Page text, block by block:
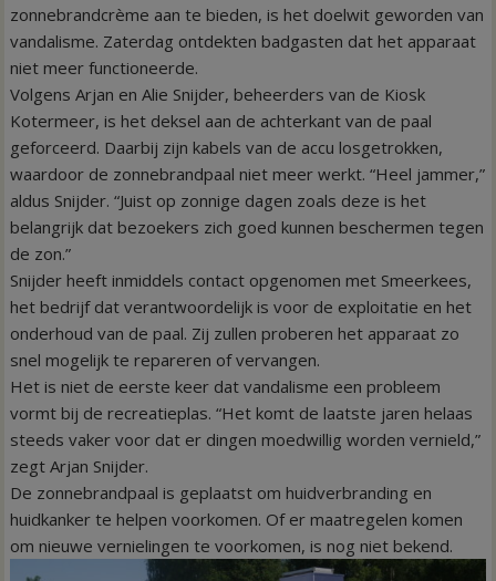
zonnebrandcrème aan te bieden, is het doelwit geworden van
vandalisme. Zaterdag ontdekten badgasten dat het apparaat
niet meer functioneerde.
Volgens Arjan en Alie Snijder, beheerders van de Kiosk
Kotermeer, is het deksel aan de achterkant van de paal
geforceerd. Daarbij zijn kabels van de accu losgetrokken,
waardoor de zonnebrandpaal niet meer werkt. “Heel jammer,”
aldus Snijder. “Juist op zonnige dagen zoals deze is het
belangrijk dat bezoekers zich goed kunnen beschermen tegen
de zon.”
Snijder heeft inmiddels contact opgenomen met Smeerkees,
het bedrijf dat verantwoordelijk is voor de exploitatie en het
onderhoud van de paal. Zij zullen proberen het apparaat zo
snel mogelijk te repareren of vervangen.
Het is niet de eerste keer dat vandalisme een probleem
vormt bij de recreatieplas. “Het komt de laatste jaren helaas
steeds vaker voor dat er dingen moedwillig worden vernield,”
zegt Arjan Snijder.
De zonnebrandpaal is geplaatst om huidverbranding en
huidkanker te helpen voorkomen. Of er maatregelen komen
om nieuwe vernielingen te voorkomen, is nog niet bekend.